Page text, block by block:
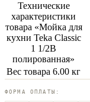
Технические
характеристики
товара «Мойка для
кухни Teka Classic
1 1/2B
полированная»
Вес товара 6.00 кг
ФОРМА ОПЛАТЫ: